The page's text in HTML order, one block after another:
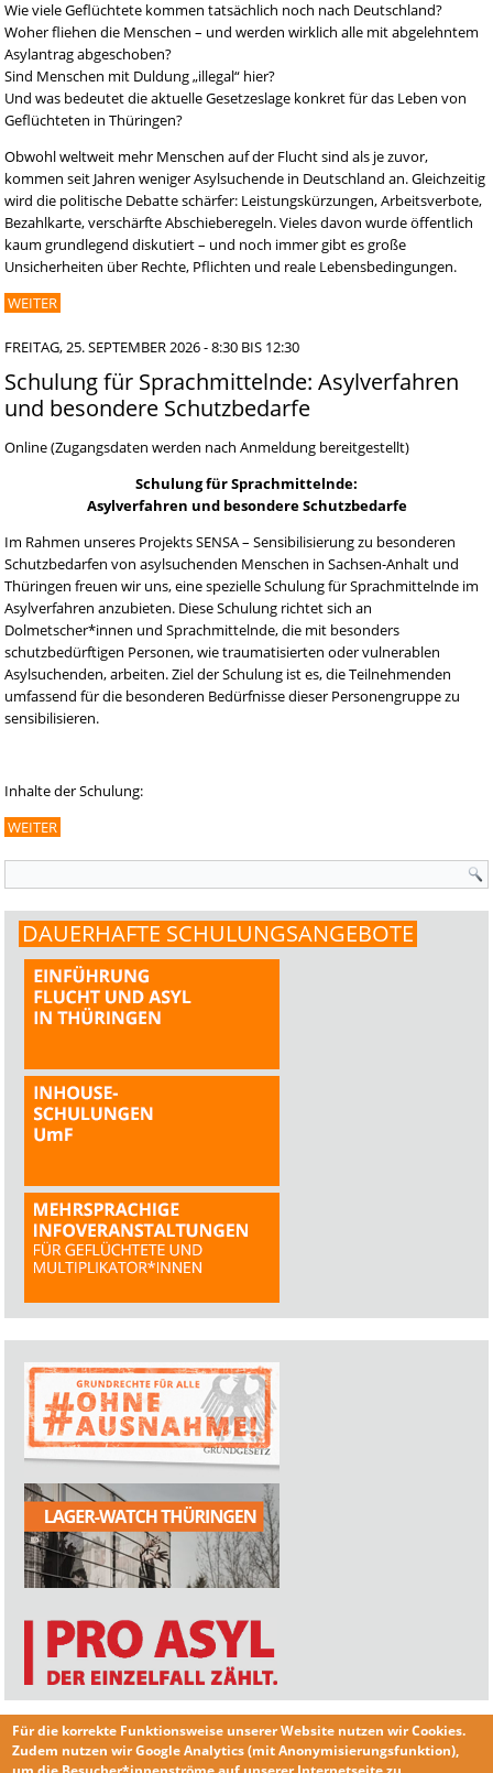
Wie viele Geflüchtete kommen tatsächlich noch nach Deutschland?
Woher fliehen die Menschen – und werden wirklich alle mit abgelehntem
Asylantrag abgeschoben?
Sind Menschen mit Duldung „illegal“ hier?
Und was bedeutet die aktuelle Gesetzeslage konkret für das Leben von
Geflüchteten in Thüringen?
Obwohl weltweit mehr Menschen auf der Flucht sind als je zuvor,
kommen seit Jahren weniger Asylsuchende in Deutschland an. Gleichzeitig
wird die politische Debatte schärfer: Leistungskürzungen, Arbeitsverbote,
Bezahlkarte, verschärfte Abschieberegeln. Vieles davon wurde öffentlich
kaum grundlegend diskutiert – und noch immer gibt es große
Unsicherheiten über Rechte, Pflichten und reale Lebensbedingungen.
WEITER
FREITAG, 25. SEPTEMBER 2026 -8:30 BIS 12:30
Schulung für Sprachmittelnde: Asylverfahren
und besondere Schutzbedarfe
Online (Zugangsdaten werden nach Anmeldung bereitgestellt)
Schulung für Sprachmittelnde:
Asylverfahren und besondere Schutzbedarfe
Im Rahmen unseres Projekts SENSA – Sensibilisierung zu besonderen
Schutzbedarfen von asylsuchenden Menschen in Sachsen-Anhalt und
Thüringen freuen wir uns, eine spezielle Schulung für Sprachmittelnde im
Asylverfahren anzubieten. Diese Schulung richtet sich an
Dolmetscher*innen und Sprachmittelnde, die mit besonders
schutzbedürftigen Personen, wie traumatisierten oder vulnerablen
Asylsuchenden, arbeiten. Ziel der Schulung ist es, die Teilnehmenden
umfassend für die besonderen Bedürfnisse dieser Personengruppe zu
sensibilisieren.
Inhalte der Schulung:
WEITER
Suchformular
DAUERHAFTE SCHULUNGSANGEBOTE
Für die korrekte Funktionsweise unserer Website nutzen wirCookies.
Zudem nutzen wirGoogle Analytics(mit Anonymisierungsfunktion),